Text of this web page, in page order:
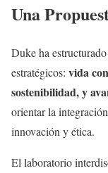
Una
Duke ha
estratégicos: vida
sostenibilidad, y
orientar la
innovación y ética.
El laboratorio